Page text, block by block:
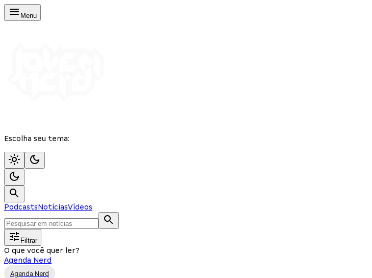
Menu
Escolha seu tema:
PodcastsNotíciasVídeos
Filtrar
O que você quer ler?
Agenda Nerd
Agenda Nerd